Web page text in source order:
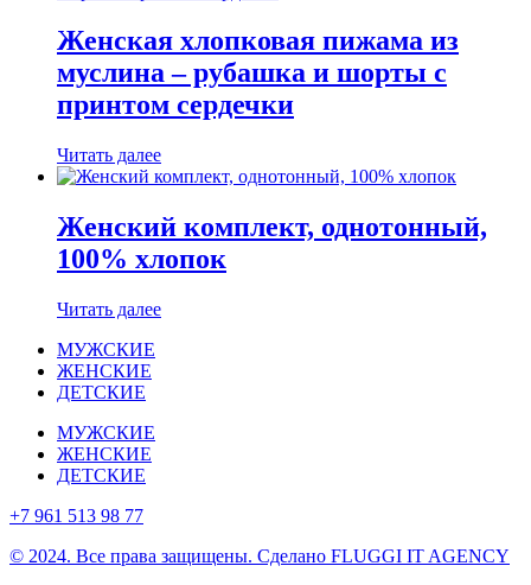
Женская хлопковая пижама из
муслина – рубашка и шорты с
принтом сердечки
Читать далее
Женский комплект, однотонный,
100% хлопок
Читать далее
МУЖСКИЕ
ЖЕНСКИЕ
ДЕТСКИЕ
МУЖСКИЕ
ЖЕНСКИЕ
ДЕТСКИЕ
+7 961 513 98 77
© 2024. Все права защищены. Сделано FLUGGI IT AGENCY